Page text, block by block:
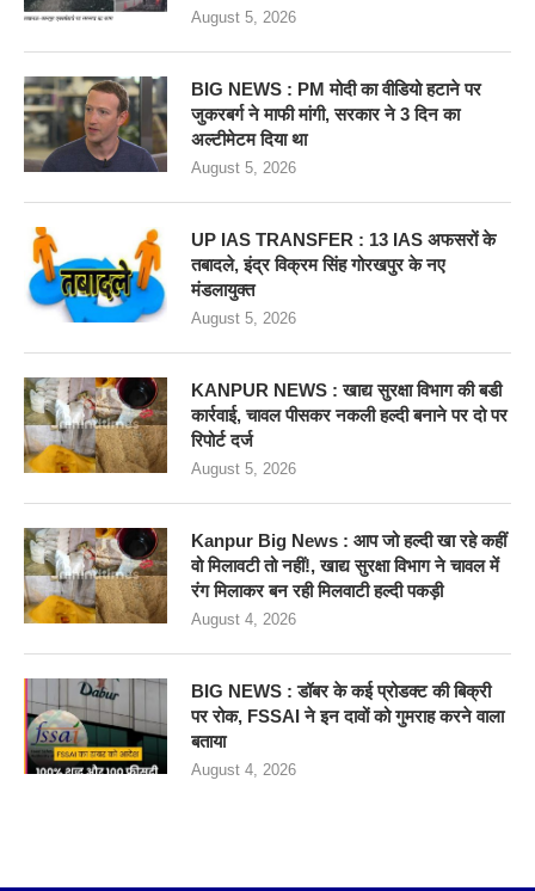
August 5, 2026
BIG NEWS : PM मोदी का वीडियो हटाने पर
जुकरबर्ग ने माफी मांगी, सरकार ने 3 दिन का
अल्टीमेटम दिया था
August 5, 2026
UP IAS TRANSFER : 13 IAS अफसरों के
तबादले, इंद्र विक्रम सिंह गोरखपुर के नए
मंडलायुक्त
August 5, 2026
KANPUR NEWS : खाद्य सुरक्षा विभाग की बडी
कार्रवाई, चावल पीसकर नकली हल्दी बनाने पर दो पर
रिपोर्ट दर्ज
August 5, 2026
Kanpur Big News : आप जो हल्दी खा रहे कहीं
वो मिलावटी तो नहीं!, खाद्य सुरक्षा विभाग ने चावल में
रंग मिलाकर बन रही मिलवाटी हल्दी पकड़ी
August 4, 2026
BIG NEWS : डॉबर के कई प्रोडक्ट की बिक्री
पर रोक, FSSAI ने इन दावों को गुमराह करने वाला
बताया
August 4, 2026